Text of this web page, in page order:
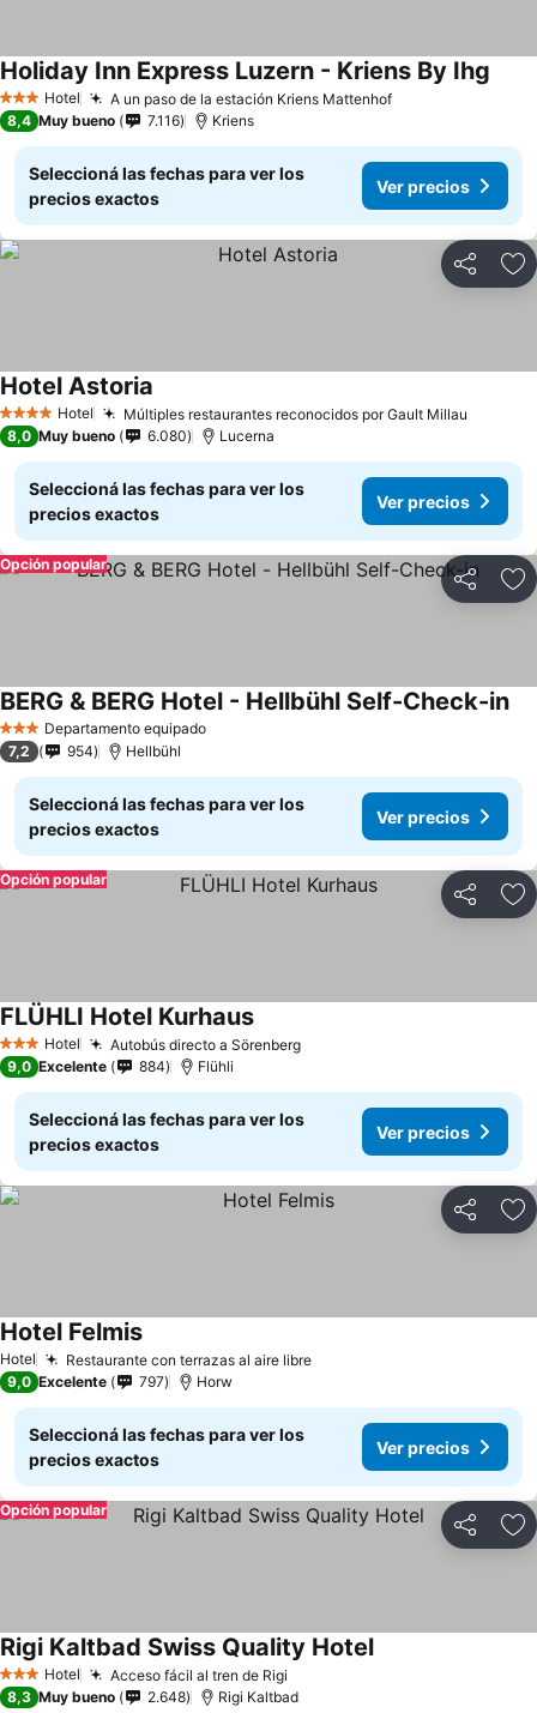
3 Estrellas
Hotel A un paso de la estación Kriens Mattenhof
Holiday Inn Express Luzern - Kriens By Ihg
8,4 Muy bueno 7.116 Kriens
Seleccioná las fechas para ver los
precios exactos
Ver precios
Compartir
4 EstrellasHotel Múltiples restaurantes reconocidos por Gault Millau
Hotel Astoria
8,0 Muy bueno 6.080 Lucerna
Seleccioná las fechas para ver los
precios exactos
Ver precios
Compartir
Opción popular
3 EstrellasDepartamento equipado
BERG & BERG Hotel - Hellbühl Self-Check-in
7,2 954 Hellbühl
Seleccioná las fechas para ver los
precios exactos
Ver precios
Compartir
Opción popular
3 Estrellas
Hotel Autobús directo a Sörenberg
FLÜHLI Hotel Kurhaus
9,0 Excelente 884 Flühli
Seleccioná las fechas para ver los
precios exactos
Ver precios
Compartir
Hotel Restaurante con terrazas al aire libre
Hotel Felmis
9,0 Excelente 797 Horw
Seleccioná las fechas para ver los
precios exactos
Ver precios
Compartir
Opción popular
3 Estrellas
Hotel Acceso fácil al tren de Rigi
Rigi Kaltbad Swiss Quality Hotel
8,3 Muy bueno 2.648 Rigi Kaltbad